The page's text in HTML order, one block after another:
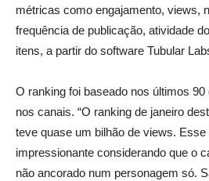
métricas como engajamento, views,
frequência de publicação, atividade
itens, a partir do software Tubular
O ranking foi baseado nos últimos
nos canais. “O ranking de janeiro
teve quase um bilhão de views. Esse
impressionante considerando que o
não ancorado num personagem só.